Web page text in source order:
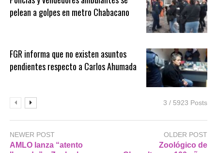
pelean a golpes en metro Chabacano
FGR informa que no existen asuntos
pendientes respecto a Carlos Ahumada
3 / 5923 Posts
NEWER POST
AMLO lanza “atento
OLDER POST
Zoológico de